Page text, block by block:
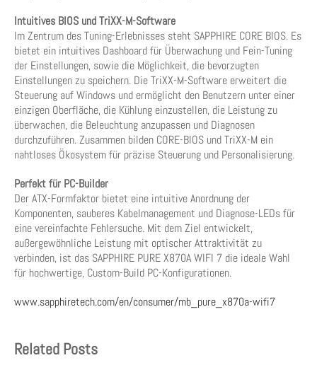
Intuitives BIOS und TriXX-M-Software
Im Zentrum des Tuning-Erlebnisses steht SAPPHIRE CORE BIOS. Es
bietet ein intuitives Dashboard für Überwachung und Fein-Tuning
der Einstellungen, sowie die Möglichkeit, die bevorzugten
Einstellungen zu speichern. Die TriXX-M-Software erweitert die
Steuerung auf Windows und ermöglicht den Benutzern unter einer
einzigen Oberfläche, die Kühlung einzustellen, die Leistung zu
überwachen, die Beleuchtung anzupassen und Diagnosen
durchzuführen. Zusammen bilden CORE-BIOS und TriXX-M ein
nahtloses Ökosystem für präzise Steuerung und Personalisierung.
Perfekt für PC-Builder
Der ATX-Formfaktor bietet eine intuitive Anordnung der
Komponenten, sauberes Kabelmanagement und Diagnose-LEDs für
eine vereinfachte Fehlersuche. Mit dem Ziel entwickelt,
außergewöhnliche Leistung mit optischer Attraktivität zu
verbinden, ist das SAPPHIRE PURE X870A WIFI 7 die ideale Wahl
für hochwertige, Custom-Build PC-Konfigurationen.
www.sapphiretech.com/en/consumer/mb_pure_x870a-wifi7
Related Posts